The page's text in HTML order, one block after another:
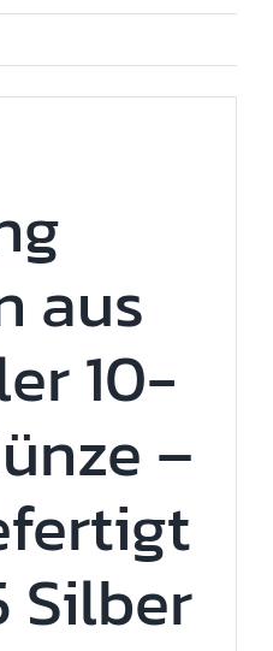
aus
10-
–
Silber